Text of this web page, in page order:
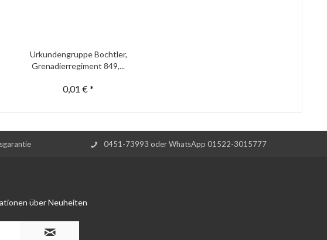
Urkundengruppe Bochtler,
Grenadierregiment 849,...
0,01 € *
0451-73993 oder WhatsApp 01522-3015777
über Neuheiten